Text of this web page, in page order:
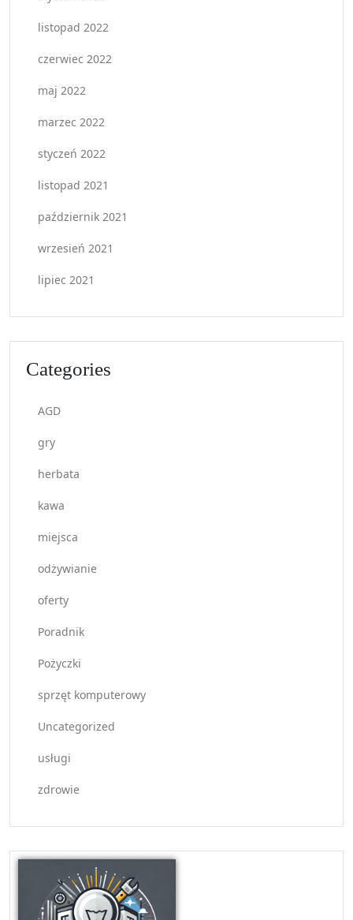
listopad 2022
czerwiec 2022
maj 2022
marzec 2022
styczeń 2022
listopad 2021
październik 2021
wrzesień 2021
lipiec 2021
Categories
AGD
gry
herbata
kawa
miejsca
odżywianie
oferty
Poradnik
Pożyczki
sprzęt komputerowy
Uncategorized
usługi
zdrowie